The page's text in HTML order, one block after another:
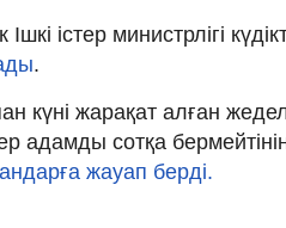
Ішкі істер министрлігі
.
күні жарақат алған
адамды сотқа
жауап берді.